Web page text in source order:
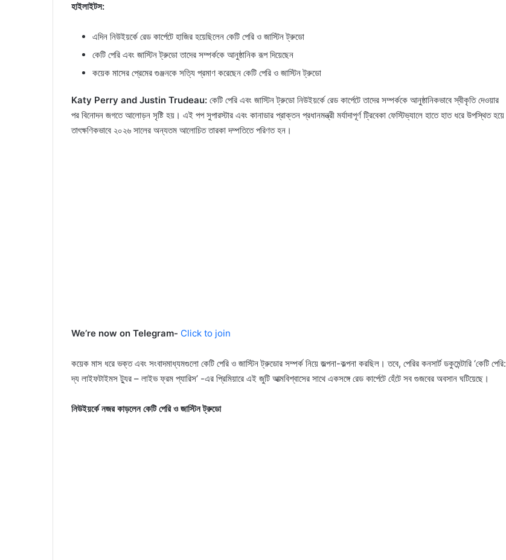
হাইলাইটস:
এদিন নিউইয়র্কে রেড কার্পেটে হাজির হয়েছিলেন কেটি পেরি ও জাস্টিন ট্রুডো
কেটি পেরি এবং জাস্টিন ট্রুডো তাদের সম্পর্ককে আনুষ্ঠানিক রূপ দিয়েছেন
কয়েক মাসের প্রেমের গুঞ্জনকে সত্যি প্রমাণ করেছেন কেটি পেরি ও জাস্টিন ট্রুডো
Katy Perry and Justin Trudeau: কেটি পেরি এবং জাস্টিন ট্রুডো নিউইয়র্কে রেড কার্পেটে তাদের সম্পর্ককে আনুষ্ঠানিকভাবে স্বীকৃতি দেওয়ার
পর বিনোদন জগতে আলোড়ন সৃষ্টি হয়। এই পপ সুপারস্টার এবং কানাডার প্রাক্তন প্রধানমন্ত্রী মর্যাদাপূর্ণ ট্রিবেকা ফেস্টিভ্যালে হাতে হাত ধরে উপস্থিত হয়ে
তাৎক্ষণিকভাবে ২০২৬ সালের অন্যতম আলোচিত তারকা দম্পতিতে পরিণত হন।
We’re now on Telegram- Click to join
কয়েক মাস ধরে ভক্ত এবং সংবাদমাধ্যমগুলো কেটি পেরি ও জাস্টিন ট্রুডোর সম্পর্ক নিয়ে জল্পনা-কল্পনা করছিল। তবে, পেরির কনসার্ট ডকুমেন্টারি ‘কেটি পেরি:
দ্য লাইফটাইমস ট্যুর – লাইভ ফ্রম প্যারিস’ -এর প্রিমিয়ারে এই জুটি আত্মবিশ্বাসের সাথে একসঙ্গে রেড কার্পেটে হেঁটে সব গুজবের অবসান ঘটিয়েছে।
নিউইয়র্কে নজর কাড়লেন কেটি পেরি ও জাস্টিন ট্রুডো